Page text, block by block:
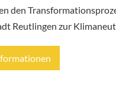
den
Reutlingen zur